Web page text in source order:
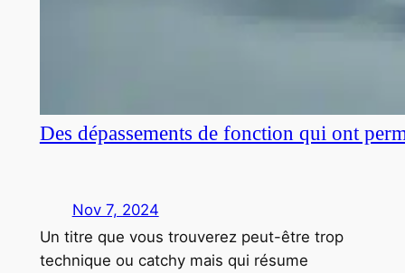
Des dépassements de fonction qui ont
Nov 7, 2024
Un titre que vous trouverez peut-être trop
technique ou catchy mais qui résume